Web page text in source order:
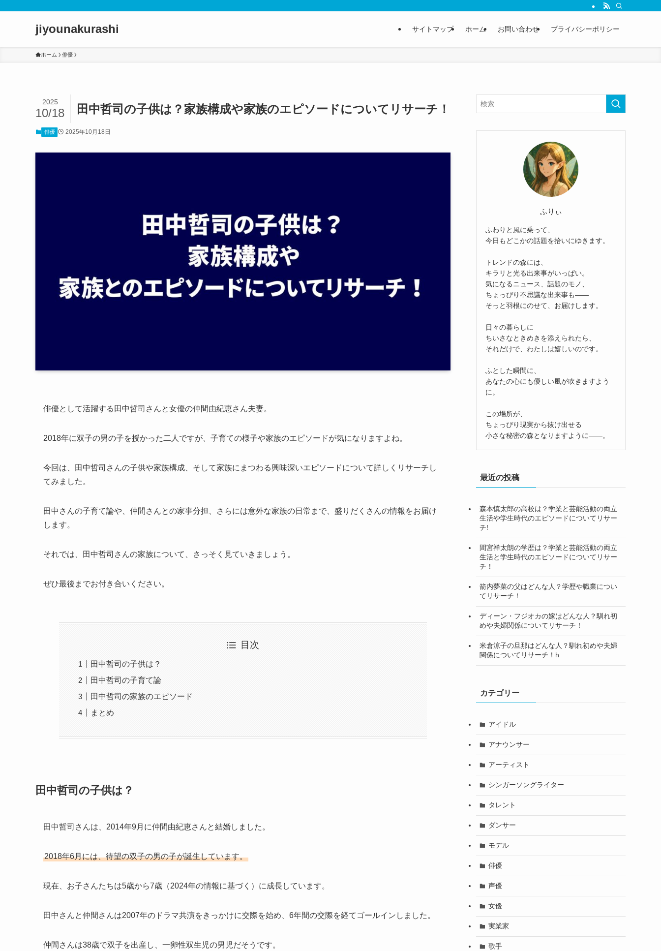
jiyounakurashi サイトマップ ホーム お問い合わせ プライバシーポリシー
ホーム 俳優
田中哲司の子供は？家族構成や家族のエピソードについてリサーチ！
2025
10/18
俳優 2025年10月18日
俳優として活躍する田中哲司さんと女優の仲間由紀恵さん夫妻。
2018年に双子の男の子を授かった二人ですが、子育ての様子や家族のエピソードが気になりますよね。
今回は、田中哲司さんの子供や家族構成、そして家族にまつわる興味深いエピソードについて詳しくリサーチし
てみました。
田中さんの子育て論や、仲間さんとの家事分担、さらには意外な家族の日常まで、盛りだくさんの情報をお届け
します。
それでは、田中哲司さんの家族について、さっそく見ていきましょう。
ぜひ最後までお付き合いください。
目次
田中哲司の子供は？
田中哲司の子育て論
田中哲司の家族のエピソード
まとめ
田中哲司の子供は？
田中哲司さんは、2014年9月に仲間由紀恵さんと結婚しました。
2018年6月には、待望の双子の男の子が誕生しています。
現在、お子さんたちは5歳から7歳（2024年の情報に基づく）に成長しています。
田中さんと仲間さんは2007年のドラマ共演をきっかけに交際を始め、6年間の交際を経てゴールインしました。
仲間さんは38歳で双子を出産し、一卵性双生児の男児だそうです。
ふりぃ
ふわりと風に乗って、
今日もどこかの話題を拾いにゆきます。
トレンドの森には、
キラリと光る出来事がいっぱい。
気になるニュース、話題のモノ、
ちょっぴり不思議な出来事も——
そっと羽根にのせて、お届けします。
日々の暮らしに
ちいさなときめきを添えられたら、
それだけで、わたしは嬉しいのです。
ふとした瞬間に、
あなたの心にも優しい風が吹きますよう
に。
この場所が、
ちょっぴり現実から抜け出せる
小さな秘密の森となりますように——。
最近の投稿
森本慎太郎の高校は？学業と芸能活動の両立
生活や学生時代のエピソードについてリサー
チ!
間宮祥太朗の学歴は？学業と芸能活動の両立
生活と学生時代のエピソードについてリサー
チ！
箭内夢菜の父はどんな人？学歴や職業につい
てリサーチ！
ディーン・フジオカの嫁はどんな人？馴れ初
めや夫婦関係についてリサーチ！
米倉涼子の旦那はどんな人？馴れ初めや夫婦
関係についてリサーチ！h
カテゴリー
アイドル
アナウンサー
アーティスト
シンガーソングライター
タレント
ダンサー
モデル
俳優
声優
女優
実業家
歌手